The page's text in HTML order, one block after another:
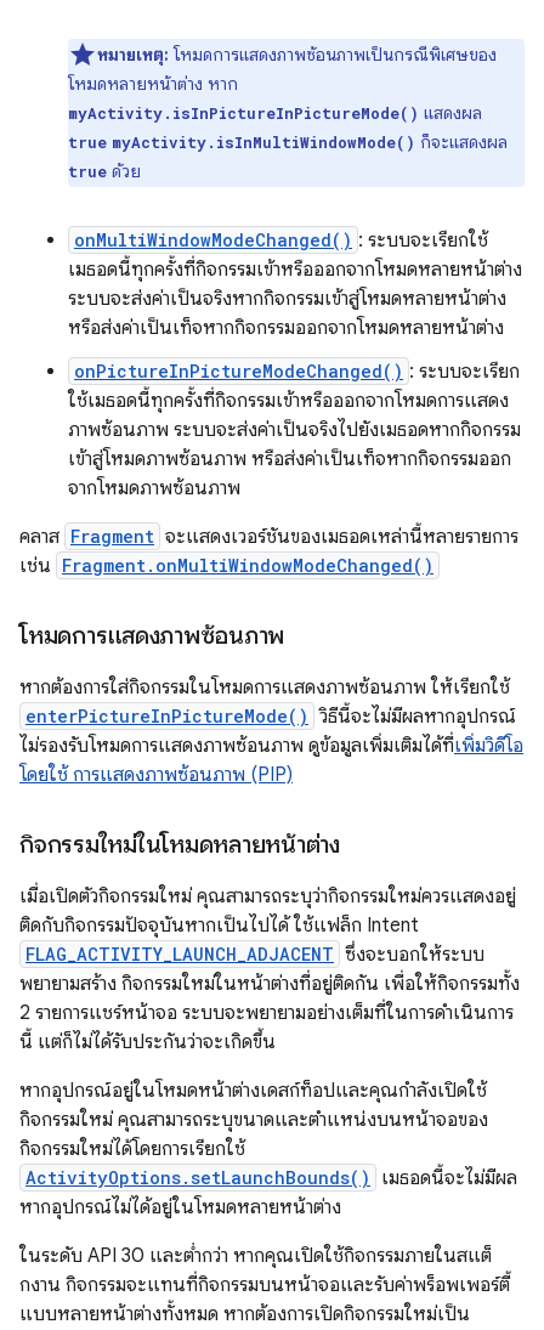
หมายเหตุ: โหมดการแสดงภาพซ้อนภาพเป็นกรณีพิเศษของ
โหมดหลายหน้าต่าง หาก
myActivity.isInPictureInPictureMode() แสดงผล
true myActivity.isInMultiWindowMode() ก็จะแสดงผล
true ด้วย
onMultiWindowModeChanged() : ระบบจะเรียกใช้
เมธอดนี้ทุกครั้งที่กิจกรรมเข้าหรือออกจากโหมดหลายหน้าต่าง
ระบบจะส่งค่าเป็นจริงหากกิจกรรมเข้าสู่โหมดหลายหน้าต่าง
หรือส่งค่าเป็นเท็จหากกิจกรรมออกจากโหมดหลายหน้าต่าง
onPictureInPictureModeChanged() : ระบบจะเรียก
ใช้เมธอดนี้ทุกครั้งที่กิจกรรมเข้าหรือออกจากโหมดการแสดง
ภาพซ้อนภาพ ระบบจะส่งค่าเป็นจริงไปยังเมธอดหากกิจกรรม
เข้าสู่โหมดภาพซ้อนภาพ หรือส่งค่าเป็นเท็จหากกิจกรรมออก
จากโหมดภาพซ้อนภาพ
คลาส Fragment จะแสดงเวอร์ชันของเมธอดเหล่านี้หลายรายการ
เช่น Fragment.onMultiWindowModeChanged()
โหมดการแสดงภาพซ้อนภาพ
หากต้องการใส่กิจกรรมในโหมดการแสดงภาพซ้อนภาพ ให้เรียกใช้
enterPictureInPictureMode() วิธีนี้จะไม่มีผลหากอุปกรณ์
ไม่รองรับโหมดการแสดงภาพซ้อนภาพ ดูข้อมูลเพิ่มเติมได้ที่เพิ่มวิดีโอ
โดยใช้ การแสดงภาพซ้อนภาพ (PIP)
กิจกรรมใหม่ในโหมดหลายหน้าต่าง
เมื่อเปิดตัวกิจกรรมใหม่ คุณสามารถระบุว่ากิจกรรมใหม่ควรแสดงอยู่
ติดกับกิจกรรมปัจจุบันหากเป็นไปได้ ใช้แฟล็ก Intent
FLAG_ACTIVITY_LAUNCH_ADJACENT ซึ่งจะบอกให้ระบบ
พยายามสร้าง กิจกรรมใหม่ในหน้าต่างที่อยู่ติดกัน เพื่อให้กิจกรรมทั้ง
2 รายการแชร์หน้าจอ ระบบจะพยายามอย่างเต็มที่ในการดำเนินการ
นี้ แต่ก็ไม่ได้รับประกันว่าจะเกิดขึ้น
หากอุปกรณ์อยู่ในโหมดหน้าต่างเดสก์ท็อปและคุณกำลังเปิดใช้
กิจกรรมใหม่ คุณสามารถระบุขนาดและตำแหน่งบนหน้าจอของ
กิจกรรมใหม่ได้โดยการเรียกใช้
ActivityOptions.setLaunchBounds()
เมธอดนี้จะไม่มีผล
หากอุปกรณ์ไม่ได้อยู่ในโหมดหลายหน้าต่าง
ในระดับ API 30 และต่ำกว่า หากคุณเปิดใช้กิจกรรมภายในสแต็
กงาน กิจกรรมจะแทนที่กิจกรรมบนหน้าจอและรับค่าพร็อพเพอร์ตี้
แบบหลายหน้าต่างทั้งหมด หากต้องการเปิดกิจกรรมใหม่เป็น